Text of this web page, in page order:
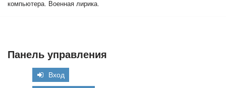
компьютера. Военная лирика.
Панель управления
Вход